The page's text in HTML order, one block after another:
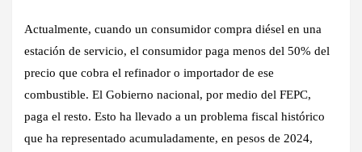
Actualmente, cuando un consumidor compra diésel en una
estación de servicio, el consumidor paga menos del 50% del
precio que cobra el refinador o importador de ese
combustible. El Gobierno nacional, por medio del FEPC,
paga el resto. Esto ha llevado a un problema fiscal histórico
que ha representado acumuladamente, en pesos de 2024,